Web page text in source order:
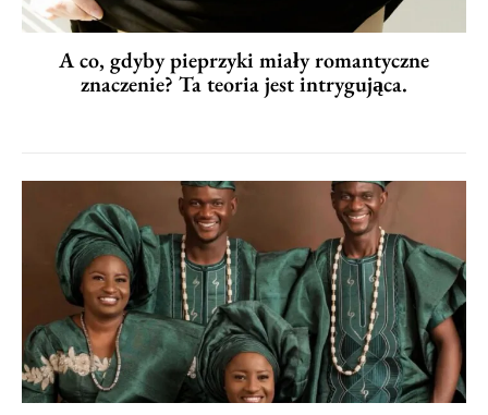
A co, gdyby pieprzyki miały romantyczne
znaczenie? Ta teoria jest intrygująca.